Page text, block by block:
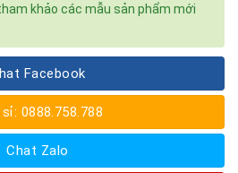
khảo các mẫu sản phẩm mới
Facebook
0888.758.788
Chat Zalo